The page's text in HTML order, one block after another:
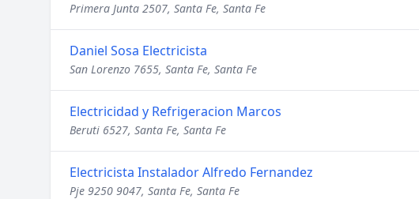
Primera Junta 2507, Santa Fe, Santa Fe
Daniel Sosa Electricista
San Lorenzo 7655, Santa Fe, Santa Fe
Electricidad y Refrigeracion Marcos
Beruti 6527, Santa Fe, Santa Fe
Electricista Instalador Alfredo Fernandez
Pje 9250 9047, Santa Fe, Santa Fe